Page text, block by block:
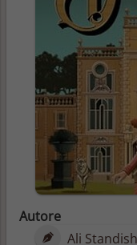
Autore
Ali Standish